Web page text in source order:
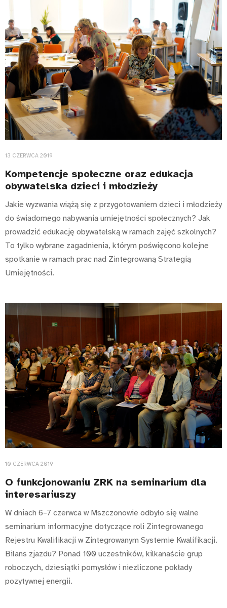
13 CZERWCA 2019
Kompetencje społeczne oraz edukacja
obywatelska dzieci i młodzieży
Jakie wyzwania wiążą się z przygotowaniem dzieci i młodzieży
do świadomego nabywania umiejętności społecznych? Jak
prowadzić edukację obywatelską w ramach zajęć szkolnych?
To tylko wybrane zagadnienia, którym poświęcono kolejne
spotkanie w ramach prac nad Zintegrowaną Strategią
Umiejętności.
10 CZERWCA 2019
O funkcjonowaniu ZRK na seminarium dla
interesariuszy
W dniach 6–7 czerwca w Mszczonowie odbyło się walne
seminarium informacyjne dotyczące roli Zintegrowanego
Rejestru Kwalifikacji w Zintegrowanym Systemie Kwalifikacji.
Bilans zjazdu? Ponad 100 uczestników, kilkanaście grup
roboczych, dziesiątki pomysłów i niezliczone pokłady
pozytywnej energii.